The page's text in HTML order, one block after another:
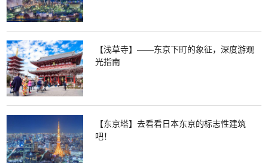
【浅草寺】——东京下町的象征，深度游观
光指南
【东京塔】去看看日本东京的标志性建筑
吧！